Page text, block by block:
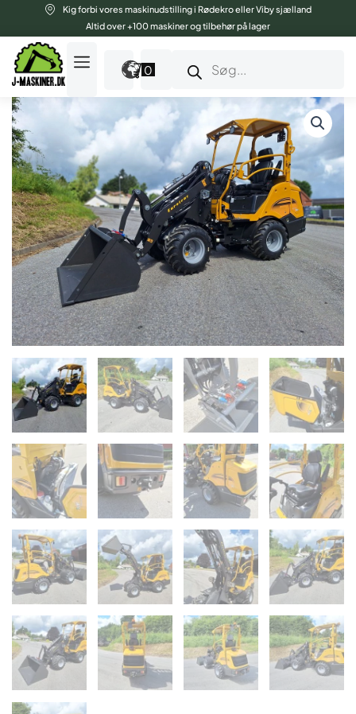
indholdet
Kig forbi vores maskinudstilling i Rødekro eller Viby sjælland
Altid over +100 maskiner og tilbehør på lager
0